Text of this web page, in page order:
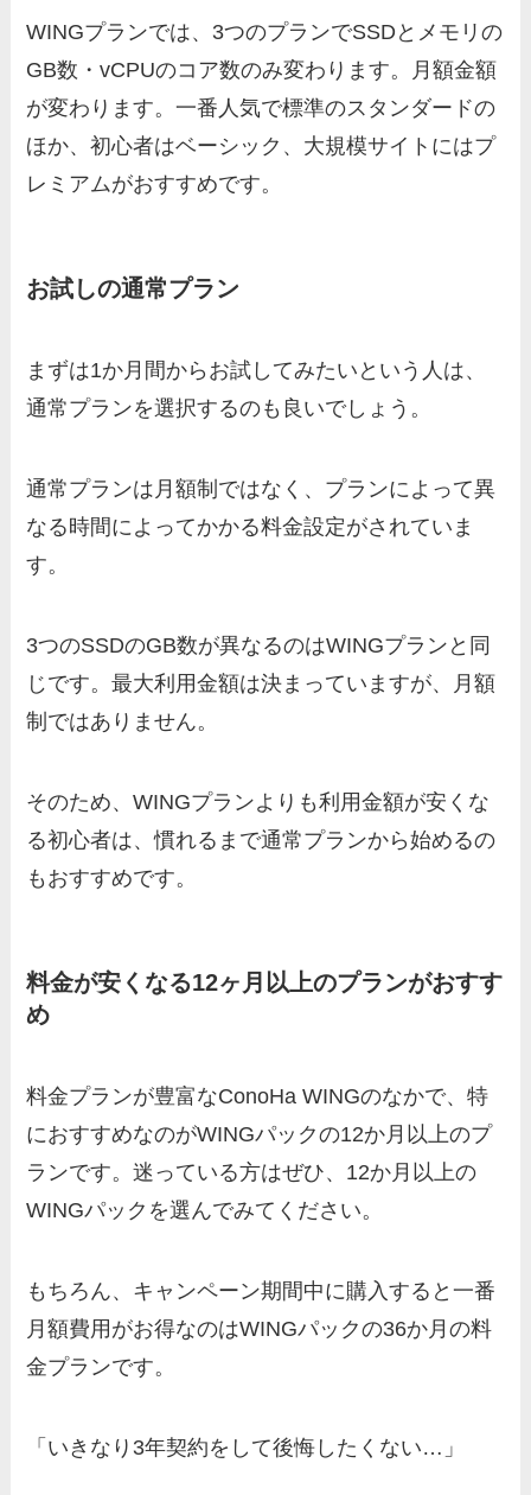
WINGプランでは、3つのプランでSSDとメモリの
GB数・vCPUのコア数のみ変わります。月額金額
が変わります。一番人気で標準のスタンダードの
ほか、初心者はベーシック、大規模サイトにはプ
レミアムがおすすめです。
お試しの通常プラン
まずは1か月間からお試してみたいという人は、
通常プランを選択するのも良いでしょう。
通常プランは月額制ではなく、プランによって異
なる時間によってかかる料金設定がされていま
す。
3つのSSDのGB数が異なるのはWINGプランと同
じです。最大利用金額は決まっていますが、月額
制ではありません。
そのため、WINGプランよりも利用金額が安くな
る初心者は、慣れるまで通常プランから始めるの
もおすすめです。
料金が安くなる12ヶ月以上のプランがおすす
め
料金プランが豊富なConoHa WINGのなかで、特
におすすめなのがWINGパックの12か月以上のプ
ランです。迷っている方はぜひ、12か月以上の
WINGパックを選んでみてください。
もちろん、キャンペーン期間中に購入すると一番
月額費用がお得なのはWINGパックの36か月の料
金プランです。
「いきなり3年契約をして後悔したくない…」